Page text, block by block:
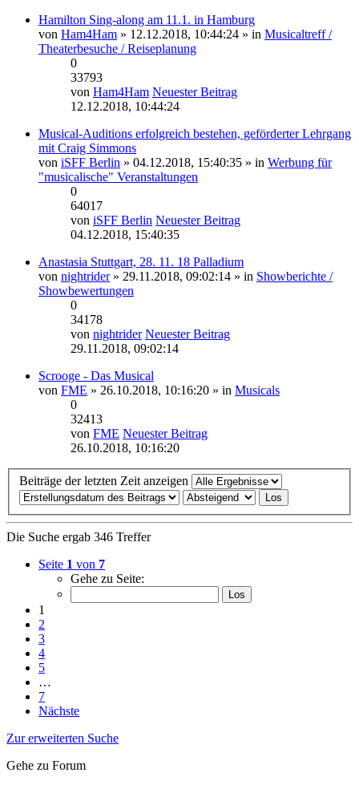
Hamilton Sing-along am 11.1. in Hamburg
von Ham4Ham » 12.12.2018, 10:44:24 » in Musicaltreff /
Theaterbesuche / Reiseplanung
0
33793
von Ham4Ham Neuester Beitrag
12.12.2018, 10:44:24
Musical-Auditions erfolgreich bestehen, geförderter Lehrgang
mit Craig Simmons
von iSFF Berlin » 04.12.2018, 15:40:35 » in Werbung für
"musicalische" Veranstaltungen
0
64017
von iSFF Berlin Neuester Beitrag
04.12.2018, 15:40:35
Anastasia Stuttgart, 28. 11. 18 Palladium
von nightrider» 29.11.2018, 09:02:14 » in Showberichte /
Showbewertungen
0
34178
von nightrider Neuester Beitrag
29.11.2018, 09:02:14
Scrooge - Das Musical
von FME » 26.10.2018, 10:16:20 » in Musicals
0
32413
von FME Neuester Beitrag
26.10.2018, 10:16:20
Beiträge der letzten Zeit anzeigen
Die Suche ergab 346 Treffer
Seite 1 von 7
Gehe zu Seite:
1
2
3
4
5
…
7
Nächste
Zur erweiterten Suche
Gehe zu Forum